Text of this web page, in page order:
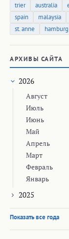
trier
australia
spain
malaysia
st. anne
hamburg
АРХИВЫ САЙТА
2026
Август
Июль
Июнь
Май
Апрель
Март
Февраль
Январь
2025
Показать все года